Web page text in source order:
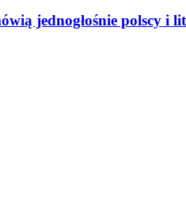
jednogłośnie polscy i